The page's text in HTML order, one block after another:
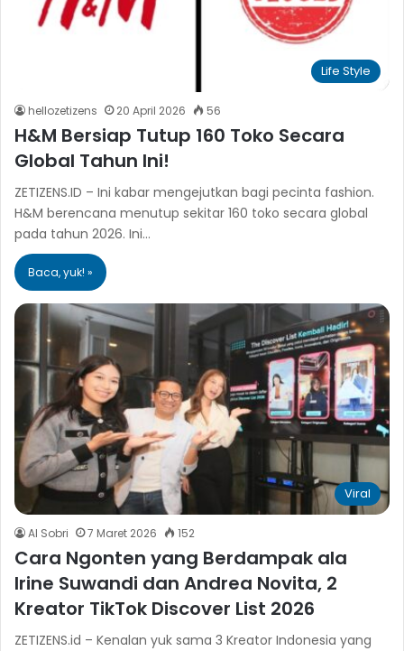
Life Style
hellozetizens 20 April 2026 56
H&M Bersiap Tutup 160 Toko Secara
Global Tahun Ini!
ZETIZENS.ID – Ini kabar mengejutkan bagi pecinta fashion.
H&M berencana menutup sekitar 160 toko secara global
pada tahun 2026. Ini…
Baca, yuk! »
Viral
Al Sobri 7 Maret 2026 152
Cara Ngonten yang Berdampak ala
Irine Suwandi dan Andrea Novita, 2
Kreator TikTok Discover List 2026
ZETIZENS.id – Kenalan yuk sama 3 Kreator Indonesia yang